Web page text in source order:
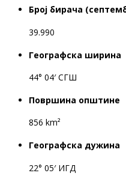
Број бирача
39.990
Географска ширина
44° 04′ СГШ
Површина општине
856 km²
Географска дужина
22° 05′ ИГД